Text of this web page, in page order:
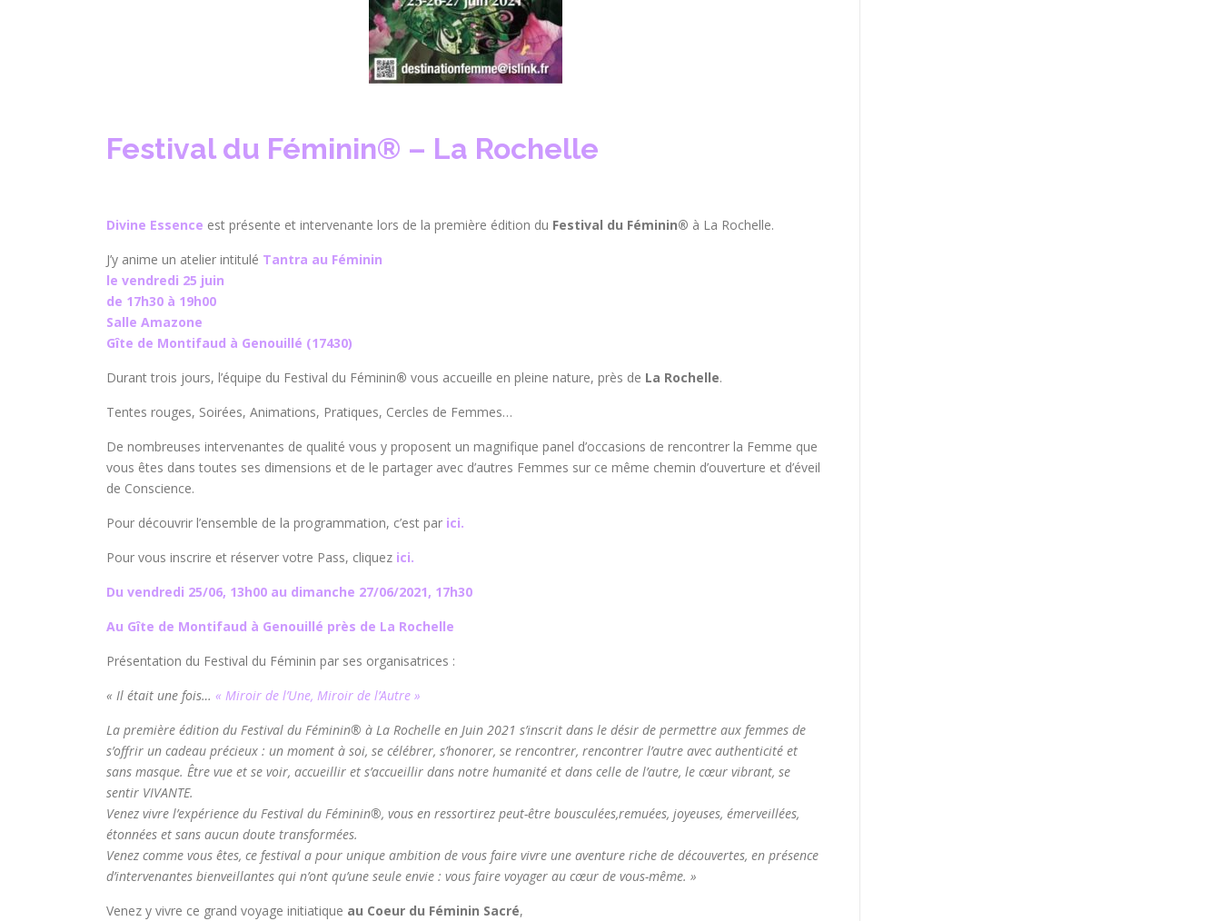
Festival du Féminin® – La Rochelle
Divine Essence est présente et intervenante lors de la première édition du Festival du Féminin® à La Rochelle.
J’y anime un atelier intitulé Tantra au Féminin
le vendredi 25 juin
de 17h30 à 19h00
Salle Amazone
Gîte de Montifaud à Genouillé (17430)
Durant trois jours, l’équipe du Festival du Féminin® vous accueille en pleine nature, près de La Rochelle.
Tentes rouges, Soirées, Animations, Pratiques, Cercles de Femmes…
De nombreuses intervenantes de qualité vous y proposent un magnifique panel d’occasions de rencontrer la Femme que
vous êtes dans toutes ses dimensions et de le partager avec d’autres Femmes sur ce même chemin d’ouverture et d’éveil
de Conscience.
Pour découvrir l’ensemble de la programmation, c’est par ici.
Pour vous inscrire et réserver votre Pass, cliquez ici.
Du vendredi 25/06, 13h00 au dimanche 27/06/2021, 17h30
Au Gîte de Montifaud à Genouillé près de La Rochelle
Présentation du Festival du Féminin par ses organisatrices :
« Il était une fois… « Miroir de l’Une, Miroir de l’Autre »
La première édition du Festival du Féminin® à La Rochelle en Juin 2021 s’inscrit dans le désir de permettre aux femmes de
s’offrir un cadeau précieux : un moment à soi, se célébrer, s’honorer, se rencontrer, rencontrer l’autre avec authenticité et
sans masque. Être vue et se voir, accueillir et s’accueillir dans notre humanité et dans celle de l’autre, le cœur vibrant, se
sentir VIVANTE.
Venez vivre l’expérience du Festival du Féminin®, vous en ressortirez peut-être bousculées,remuées, joyeuses, émerveillées,
étonnées et sans aucun doute transformées.
Venez comme vous êtes, ce festival a pour unique ambition de vous faire vivre une aventure riche de découvertes, en présence
d’intervenantes bienveillantes qui n’ont qu’une seule envie : vous faire voyager au cœur de vous-même. »
Venez y vivre ce grand voyage initiatique au Coeur du Féminin Sacré,